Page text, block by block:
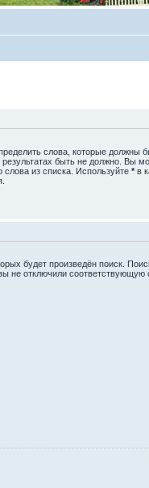
слова, которые должны
быть не должно. Вы
слова из списка. Используйте * в
будет произведён поиск.
не отключили соответствующую